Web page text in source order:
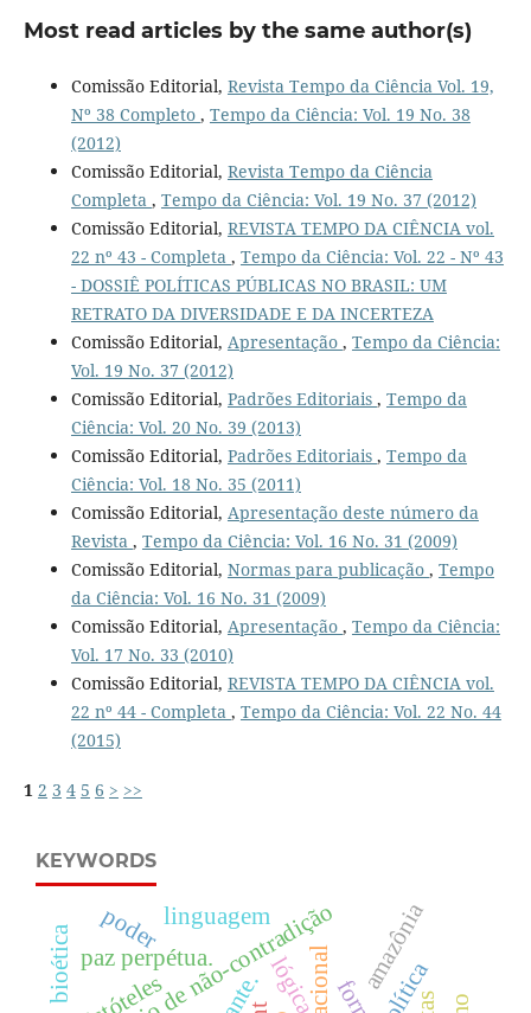
Most read articles by the same author(s)
Comissão Editorial, Revista Tempo da Ciência Vol. 19,
Nº 38 Completo , Tempo da Ciência: Vol. 19 No. 38
(2012)
Comissão Editorial, Revista Tempo da Ciência
Completa , Tempo da Ciência: Vol. 19 No. 37 (2012)
Comissão Editorial, REVISTA TEMPO DA CIÊNCIA vol.
22 nº 43 - Completa , Tempo da Ciência: Vol. 22 - Nº 43
- DOSSIÊ POLÍTICAS PÚBLICAS NO BRASIL: UM
RETRATO DA DIVERSIDADE E DA INCERTEZA
Comissão Editorial, Apresentação , Tempo da Ciência:
Vol. 19 No. 37 (2012)
Comissão Editorial, Padrões Editoriais , Tempo da
Ciência: Vol. 20 No. 39 (2013)
Comissão Editorial, Padrões Editoriais , Tempo da
Ciência: Vol. 18 No. 35 (2011)
Comissão Editorial, Apresentação deste número da
Revista , Tempo da Ciência: Vol. 16 No. 31 (2009)
Comissão Editorial, Normas para publicação , Tempo
da Ciência: Vol. 16 No. 31 (2009)
Comissão Editorial, Apresentação , Tempo da Ciência:
Vol. 17 No. 33 (2010)
Comissão Editorial, REVISTA TEMPO DA CIÊNCIA vol.
22 nº 44 - Completa , Tempo da Ciência: Vol. 22 No. 44
(2015)
1 2 3 4 5 6 > >>
KEYWORDS
lógica
paz perpétua.
linguagem
bioética poder amazônia